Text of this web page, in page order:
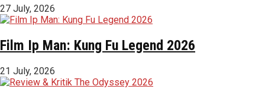
27 July, 2026
Film Ip Man: Kung Fu Legend 2026
21 July, 2026